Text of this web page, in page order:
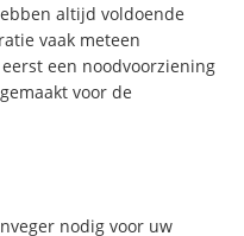
altijd voldoende
vaak meteen
een noodvoorziening
voor de
nodig voor uw